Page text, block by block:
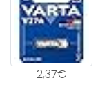
2,37€